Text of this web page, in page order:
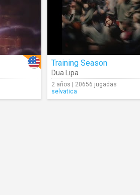
Training Season
Dua Lipa
2 años | 20656 jugadas
selvatica